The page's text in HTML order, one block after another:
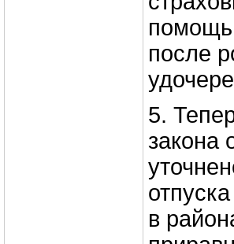
помощь
после
5.
закона
в